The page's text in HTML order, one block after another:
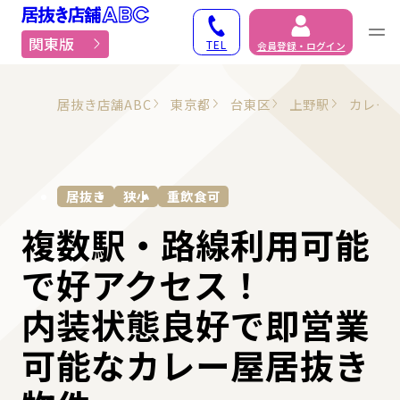
居抜き物件・貸店舗で
関東版 TEL 会員登録・ログイン
居抜き店舗ABC 東京都 台東区 上野駅 カレー
居抜き 狭小 重飲食可
複数駅・路線利用可能
で好アクセス！
内装状態良好で即営業
可能なカレー屋居抜き